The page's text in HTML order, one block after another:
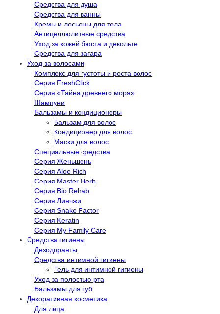
Средства для душа
Средства для ванны
Кремы и лосьоны для тела
Антицеллюлитные средства
Уход за кожей бюста и декольте
Средства для загара
Уход за волосами
Комплекс для густоты и роста волос
Серия FreshClick
Серия «Тайна древнего моря»
Шампуни
Бальзамы и кондиционеры
Бальзам для волос
Кондиционер для волос
Маски для волос
Специальные средства
Серия Женьшень
Серия Aloe Rich
Серия Master Herb
Серия Bio Rehab
Серия Линчжи
Серия Snake Factor
Серия Keratin
Серия My Family Care
Средства гигиены
Дезодоранты
Средства интимной гигиены
Гель для интимной гигиены
Уход за полостью рта
Бальзамы для губ
Декоративная косметика
Для лица